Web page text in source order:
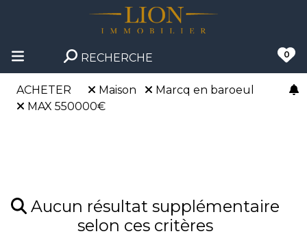
RECHERCHE 0
ACHETER Maison
Marcq en baroeul
MAX 550000€
Aucun résultat supplémentaire
selon ces critères